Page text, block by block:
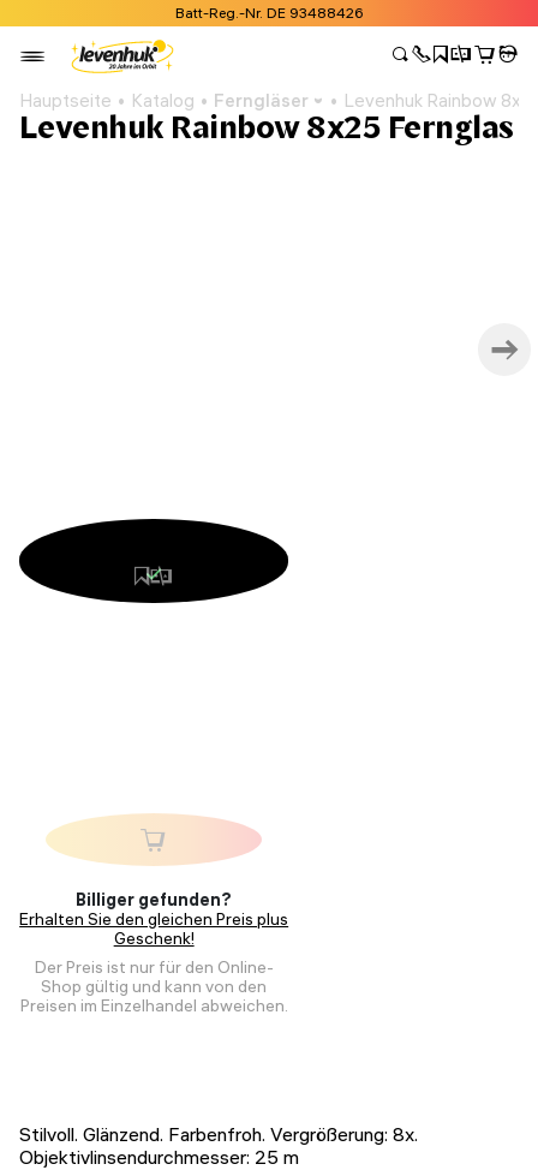
Batt-Reg.-Nr. DE 93488426
Hauptseite Katalog Ferngläser Levenhuk Rainbow
Levenhuk Rainbow 8x25 Fernglas
Billiger gefunden?
Erhalten Sie den gleichen Preis plus
Geschenk!
Der Preis ist nur für den Online-
Shop gültig und kann von den
Preisen im Einzelhandel abweichen.
Stilvoll. Glänzend. Farbenfroh. Vergrößerung: 8x.
Objektivlinsendurchmesser: 25 m